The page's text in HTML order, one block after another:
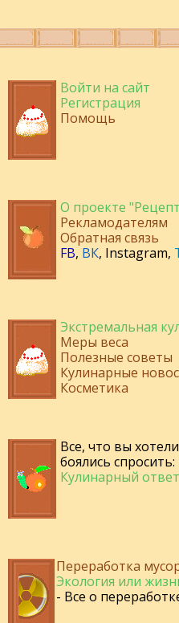
Войти на сайт
Регистрация
Помощь
О проекте
Рекламодателям
Обратная связь
FB, ВК, Instagram,
Экстремальная
Меры веса
Полезные советы
Кулинарные
Косметика
Все, что вы
боялись спросить:
Кулинарный ответ
Переработка
Экология или
- Все о